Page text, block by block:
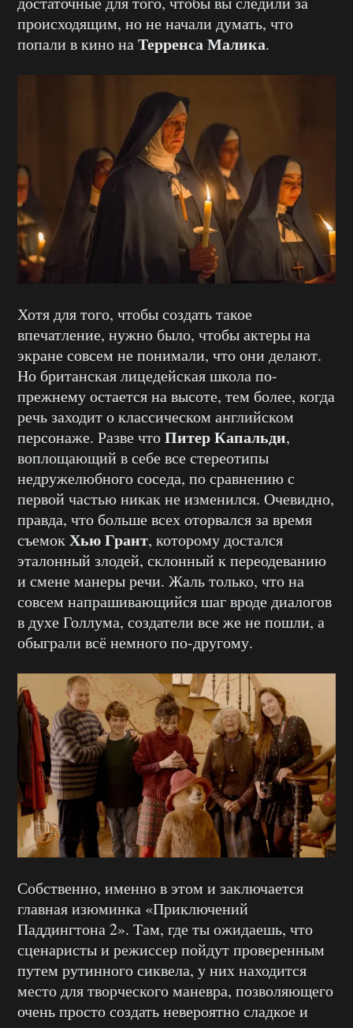
происходящим, но не начали думать, что
попали в кино наТерренса Малика.
Хотя для того, чтобы создать такое
впечатление, нужно было, чтобы актеры на
экране совсем не понимали, что они делают.
Но британская лицедейская школа по-
прежнему остается на высоте, тем более, когда
речь заходит о классическом английском
персонаже. Разве чтоПитер Капальди,
воплощающий в себе все стереотипы
недружелюбного соседа, по сравнению с
первой частью никак не изменился. Очевидно,
правда, что больше всех оторвался за время
съемокХью Грант, которому достался
эталонный злодей, склонный к переодеванию
и смене манеры речи. Жаль только, что на
совсем напрашивающийся шаг вроде диалогов
в духе Голлума, создатели все же не пошли, а
обыграли всё немного по-другому.
Собственно, именно в этом и заключается
главная изюминка «Приключений
Паддингтона 2». Там, где ты ожидаешь, что
сценаристы и режиссер пойдут проверенным
путем рутинного сиквела, у них находится
место для творческого маневра, позволяющего
очень просто создать невероятно сладкое и